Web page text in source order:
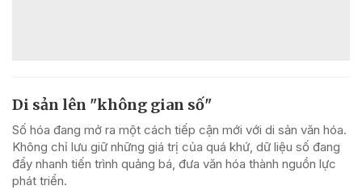
Di sản lên "không gian số"
Số hóa đang mở ra một cách tiếp cận mới với di sản văn hóa.
Không chỉ lưu giữ những giá trị của quá khứ, dữ liệu số đang
đẩy nhanh tiến trình quảng bá, đưa văn hóa thành nguồn lực
phát triển.